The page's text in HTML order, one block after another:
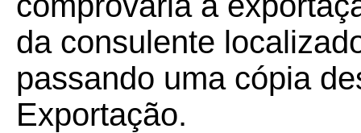
da consulente
passando uma cópia
Exportação.